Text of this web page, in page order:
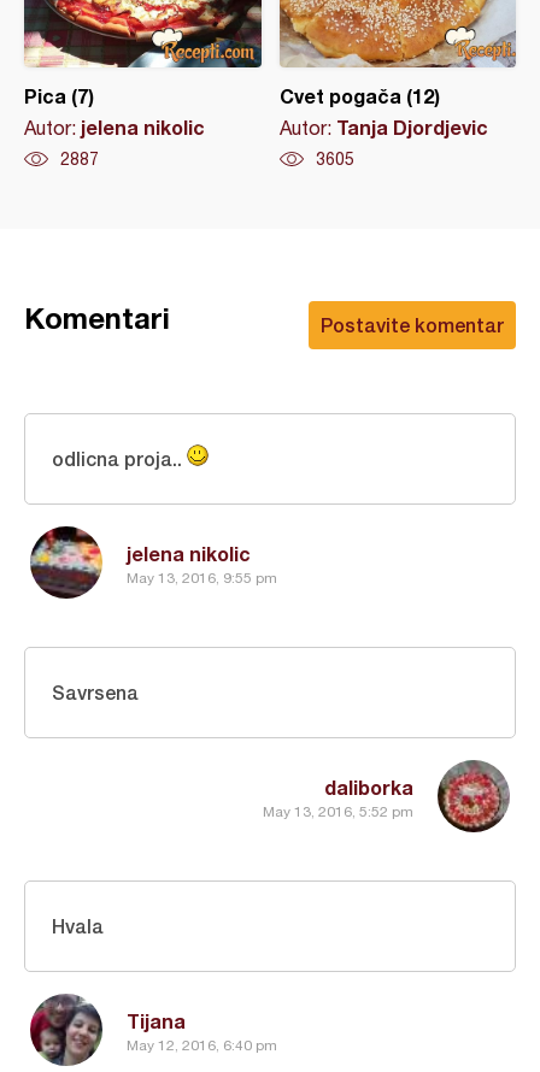
Pica (7)
Autor: jelena nikolic
2887
Cvet pogača (12)
Autor: Tanja Djordjevic
3605
Postavite komentar
Komentari
jelena nikolic
May 13, 2016, 9:55 pm
odlicna proja..
daliborka
May 13, 2016, 5:52 pm
Savrsena
Tijana
May 12, 2016, 6:40 pm
Hvala